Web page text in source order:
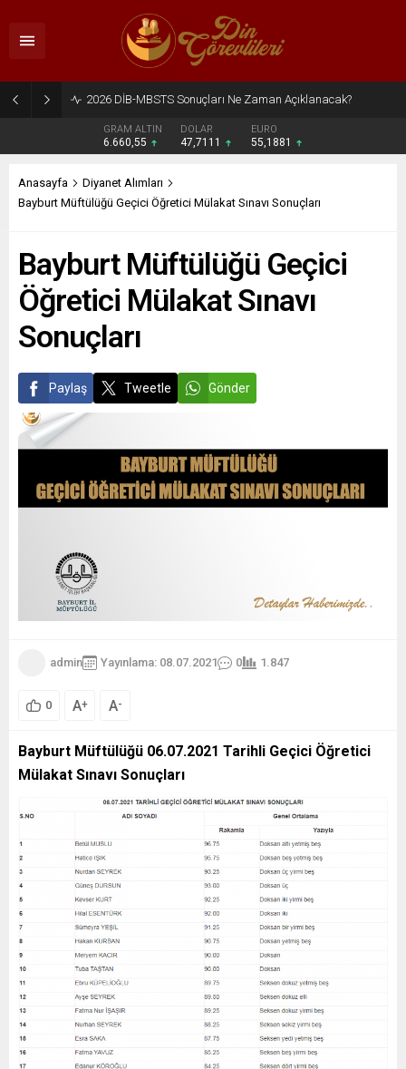
2026 DİB-MBSTS Ne Zaman?
GRAM ALTIN
6.660,55
DOLAR
47,7111
EURO
55,1881
Anasayfa
Diyanet Alımları
Bayburt Müftülüğü Geçici Öğretici Mülakat Sınavı Sonuçları
Bayburt Müftülüğü Geçici
Öğretici Mülakat Sınavı
Sonuçları
Paylaş Tweetle Gönder
admin Yayınlama: 08.07.2021 0 1.847
0 A+ A-
Bayburt Müftülüğü 06.07.2021 Tarihli Geçici Öğretici
Mülakat Sınavı Sonuçları